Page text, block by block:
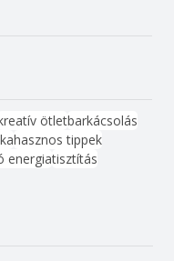
ötletbarkácsolás
hasznos tippek
energiatisztítás